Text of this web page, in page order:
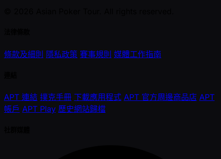
條款及細則 隱私政策 賽事規則 媒體工作指南
APT 連結 撲克手冊 下載應用程式 APT 官方周邊商品店 APT
帳戶 APT Play 歷史網站歸檔